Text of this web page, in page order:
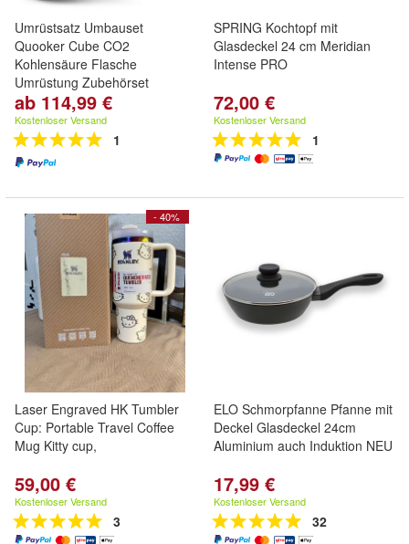
Umrüstsatz Umbauset
Quooker Cube CO2
Kohlensäure Flasche
Umrüstung Zubehörset
ab 114,99 €
Kostenloser Versand
1
SPRING Kochtopf mit
Glasdeckel 24 cm Meridian
Intense PRO
72,00 €
Kostenloser Versand
1
- 40%
Laser Engraved HK Tumbler
Cup: Portable Travel Coffee
Mug Kitty cup,
59,00 €
Kostenloser Versand
3
ELO Schmorpfanne Pfanne mit
Deckel Glasdeckel 24cm
Aluminium auch Induktion NEU
17,99 €
Kostenloser Versand
32